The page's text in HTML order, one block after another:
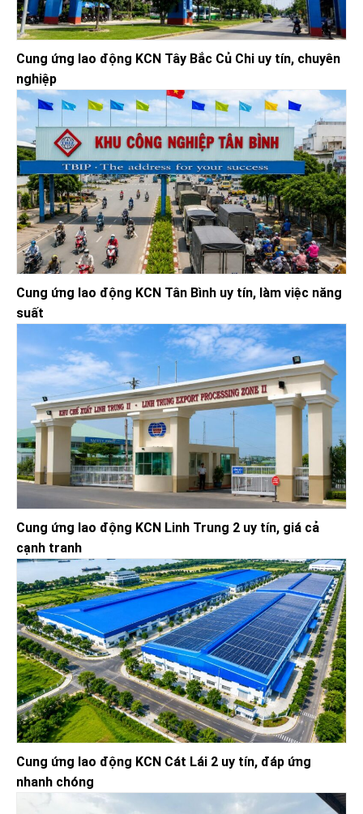
Cung ứng lao động KCN Tây Bắc Củ Chi uy tín, chuyên
nghiệp
Cung ứng lao động KCN Tân Bình uy tín, làm việc năng
suất
Cung ứng lao động KCN Linh Trung 2 uy tín, giá cả
cạnh tranh
Cung ứng lao động KCN Cát Lái 2 uy tín, đáp ứng
nhanh chóng